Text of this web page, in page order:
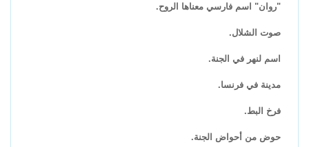
"روان" اسم فارسي معناها الروح.
صوت الشلال.
اسم لنهر في الجنة.
مدينة في فرنسا.
فرخ البط.
حوض من أحواض الجنة.